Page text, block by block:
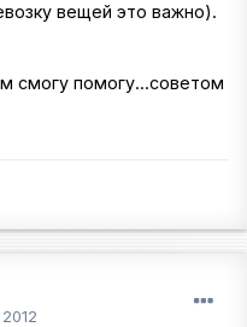
вещей это важно).
смогу помогу...советом